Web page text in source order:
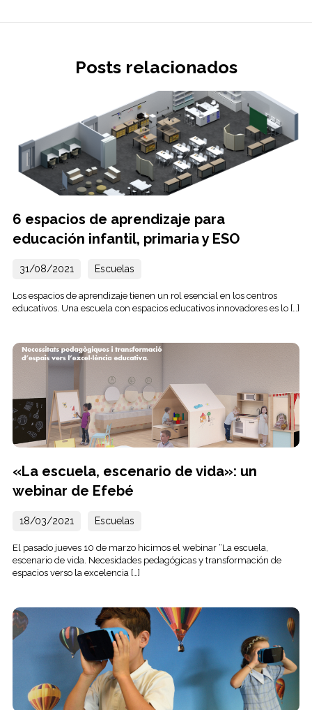
Posts relacionados
6 espacios de aprendizaje para
educación infantil, primaria y ESO
31/08/2021 Escuelas
Los espacios de aprendizaje tienen un rol esencial en los centros
educativos. Una escuela con espacios educativos innovadores es lo […]
«La escuela, escenario de vida»: un
webinar de Efebé
18/03/2021 Escuelas
El pasado jueves 10 de marzo hicimos el webinar “La escuela,
escenario de vida. Necesidades pedagógicas y transformación de
espacios verso la excelencia […]